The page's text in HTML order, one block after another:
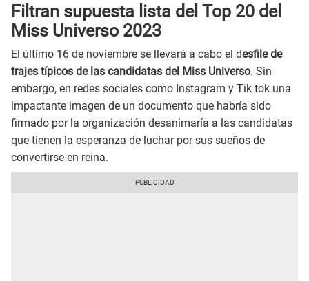
Filtran supuesta lista del Top 20 del
Miss Universo 2023
El último 16 de noviembre se llevará a cabo el desfile de
trajes típicos de las candidatas del Miss Universo. Sin
embargo, en redes sociales como Instagram y Tik tok una
impactante imagen de un documento que habría sido
firmado por la organización desanimaría a las candidatas
que tienen la esperanza de luchar por sus sueños de
convertirse en reina.